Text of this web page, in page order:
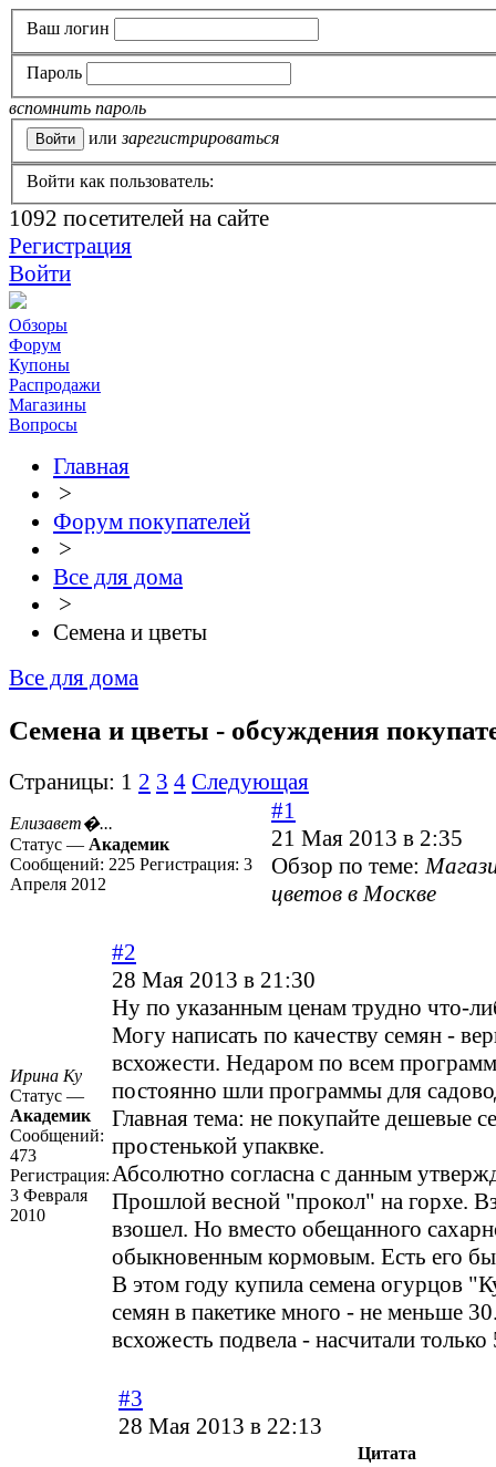
Ваш логин
Пароль
вспомнить пароль
или зарегистрироваться
Войти как пользователь:
1092 посетителей на сайте
Регистрация
Войти
Обзоры
Форум
Купоны
Распродажи
Магазины
Вопросы
Главная
>
Форум покупателей
>
Все для дома
>
Семена и цветы
Все для дома
Семена и цветы - обсуждения
Страницы: 1 2 3 4 Следующая
Елизавет�...
Статус — Академик
Сообщений: 225 Регистрация: 3
Апреля 2012
#1
21 Мая 2013 в 2:35
Обзор по теме:
цветов в Москве
Ирина Ку
Статус —
Академик
Сообщений:
473
Регистрация:
3 Февраля
2010
#2
28 Мая 2013 в 21:30
Ну по указанным ценам трудно что-
Могу написать по качеству семян -
всхожести. Недаром по всем
постоянно шли программы для
Главная тема: не покупайте дешевые
простенькой упаквке.
Абсолютно согласна с данным
Прошлой весной "прокол" на горхе.
взошел. Но вместо обещанного
обыкновенным кормовым. Есть его
В этом году купила семена огурцов
семян в пакетике много - не меньше
всхожесть подвела - насчитали
#3
28 Мая 2013 в 22:13
Цитата